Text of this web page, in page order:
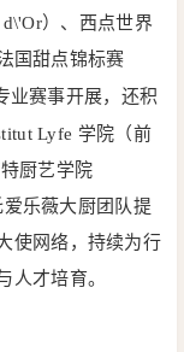
）、西点世界
国甜点锦标赛
业赛事开展，还积
Lyfe 学院（前
厨艺学院
爱乐薇大厨团队提
使网络，持续为行
人才培育。